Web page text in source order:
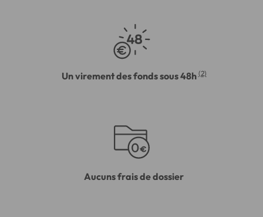
Un virement des fonds sous 48h (2)
Aucuns frais de dossier